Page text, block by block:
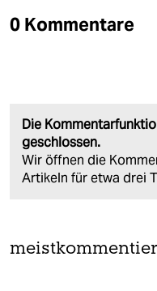
0 Kommentare
Die
geschlossen.
Wir öffnen die
Artikeln für etwa drei